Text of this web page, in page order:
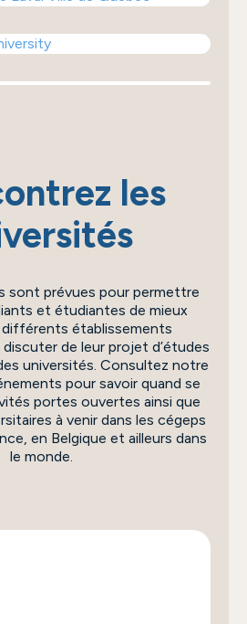
les
sont prévues pour permettre
et étudiantes de mieux
établissements
de leur projet d’études
universités. Consultez notre
pour savoir quand se
portes ouvertes ainsi que
à venir dans les cégeps
en Belgique et ailleurs dans
le monde.